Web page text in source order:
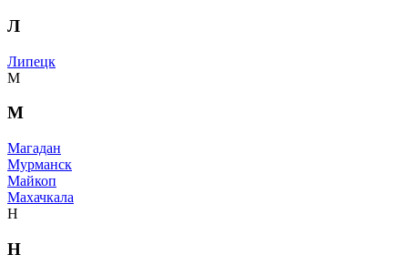
Л
Липецк
М
М
Магадан
Мурманск
Майкоп
Махачкала
Н
Н